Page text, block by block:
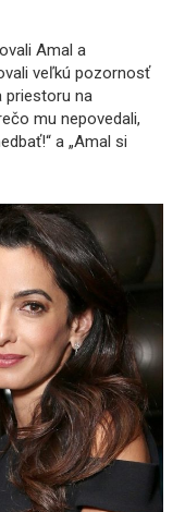
Amal a
veľkú pozornosť
priestoru na
mu nepovedali,
a „Amal si